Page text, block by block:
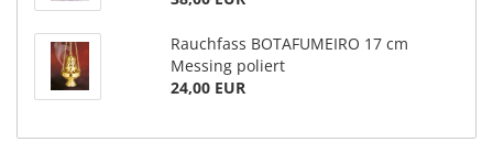
Rauchfass BOTAFUMEIRO 17 cm
Messing poliert
24,00 EUR